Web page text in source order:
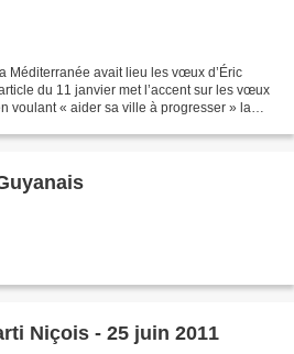
Méditerranée avait lieu les vœux d’Éric
du 11 janvier met l’accent sur les vœux
voulant « aider sa ville à progresser » la
Niçois - 25 juin 2011